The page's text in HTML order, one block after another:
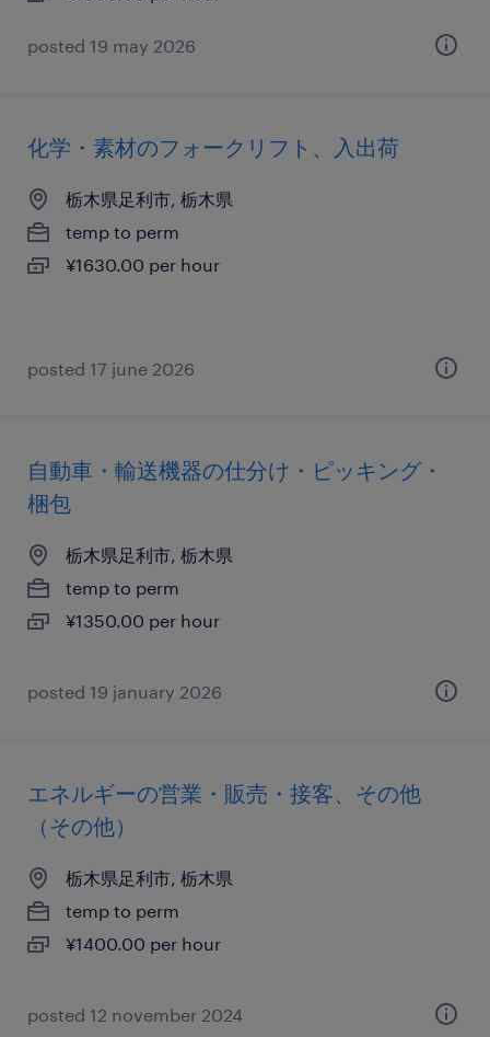
posted 19 may 2026
化学・素材のフォークリフト、入出荷
栃木県足利市, 栃木県
temp to perm
¥1630.00 per hour
posted 17 june 2026
自動車・輸送機器の仕分け・ピッキング・
梱包
栃木県足利市, 栃木県
temp to perm
¥1350.00 per hour
posted 19 january 2026
エネルギーの営業・販売・接客、その他
（その他）
栃木県足利市, 栃木県
temp to perm
¥1400.00 per hour
posted 12 november 2024